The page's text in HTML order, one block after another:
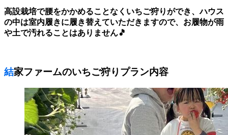
高設栽培で腰をかかめることなくいちご狩りができ、ハウス
の中は室内履きに履き替えていただきますので、お履物が雨
や土で汚れることはありません🎵
結家ファームのいちご狩りプラン内容